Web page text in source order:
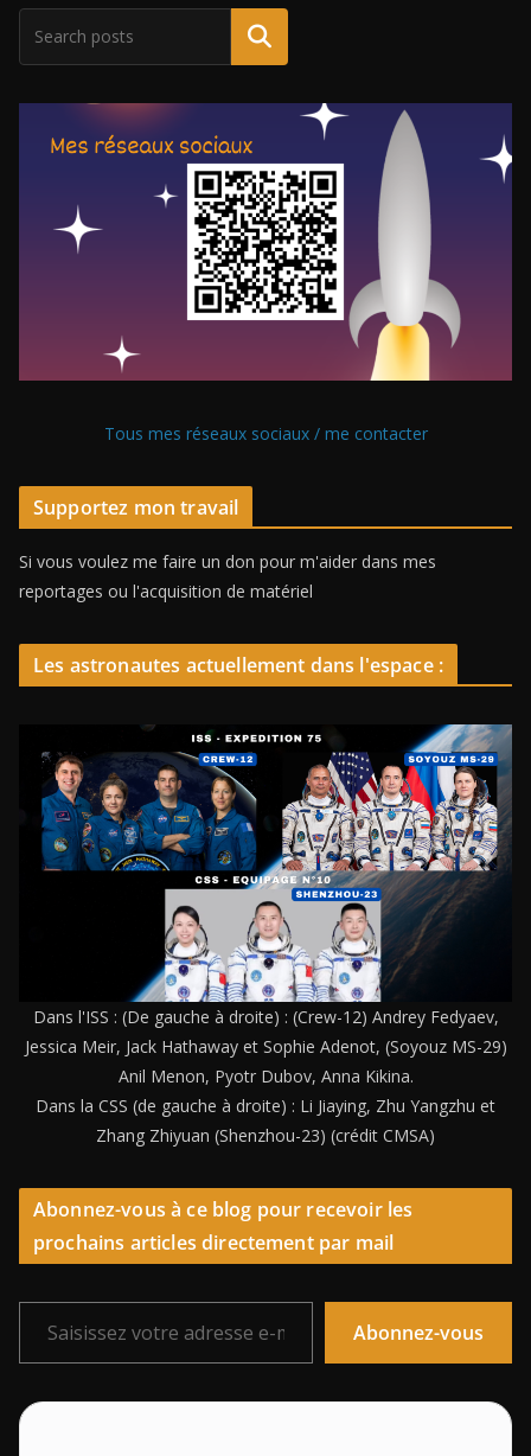
Tous mes réseaux sociaux / me contacter
Supportez mon travail
Si vous voulez me faire un don pour m'aider dans mes
reportages ou l'acquisition de matériel
Les astronautes actuellement dans l'espace :
Dans l'ISS : (De gauche à droite) : (Crew-12) Andrey Fedyaev,
Jessica Meir, Jack Hathaway et Sophie Adenot, (Soyouz MS-29)
Anil Menon, Pyotr Dubov, Anna Kikina.
Dans la CSS (de gauche à droite) : Li Jiaying, Zhu Yangzhu et
Zhang Zhiyuan (Shenzhou-23) (crédit CMSA)
Abonnez-vous à ce blog pour recevoir les
prochains articles directement par mail
Saisissez votre adresse e-mail…
Abonnez-vous